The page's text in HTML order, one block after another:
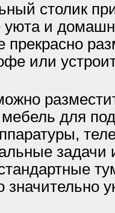
столик
и
или
для
задачи
значительно